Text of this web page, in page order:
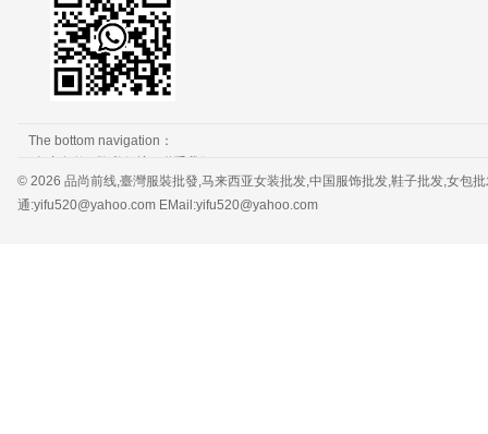
The bottom navigation：
免责条款
隐私保护
联系我们
© 2026 品尚前线,臺灣服裝批發,马来西亚女装批发,中国服饰批发,鞋子批发,女
通:yifu520@yahoo.com EMail:yifu520@yahoo.com